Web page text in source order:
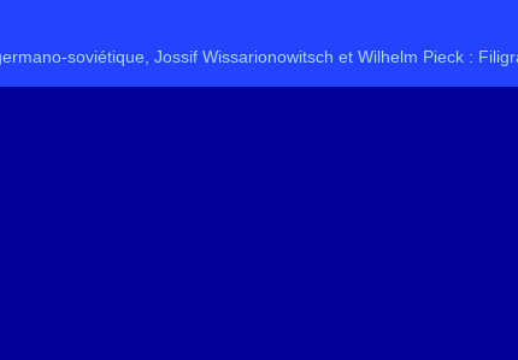
soviétique, Jossif Wissarionowitsch et Wilhelm Pieck :